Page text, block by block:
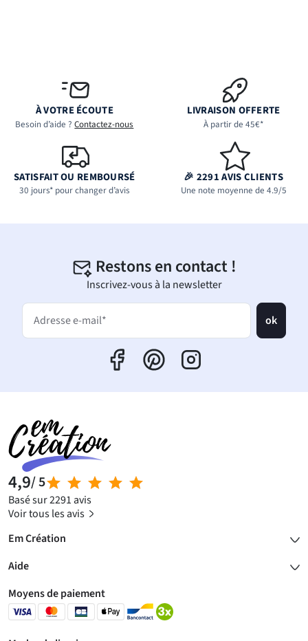
À VOTRE ÉCOUTE
Besoin d’aide ?Contactez-nous
LIVRAISON OFFERTE
À partir de 45€*
SATISFAIT OU REMBOURSÉ
30 jours* pour changer d’avis
🎉 2291 AVIS CLIENTS
Une note moyenne de 4.9/5
Restons en contact !
Inscrivez-vous à la newsletter
Adresse e-mail* ok
4,9/ 5
Basé sur 2291 avis
Voir tous les avis
Em Création
Aide
Moyens de paiement